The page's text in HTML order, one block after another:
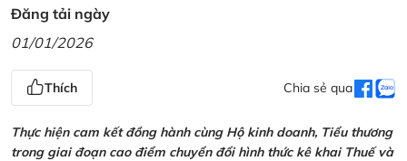
Đăng tải ngày
01/01/2026
Thích Chia sẻ qua
Thực hiện cam kết đồng hành cùng Hộ kinh doanh, Tiểu thương
trong giai đoạn cao điểm chuyển đổi hình thức kê khai Thuế và